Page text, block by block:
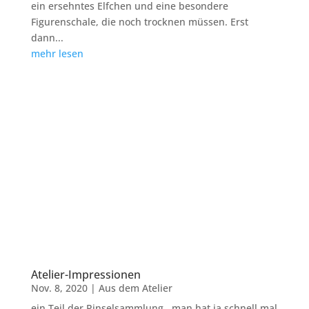
ein ersehntes Elfchen und eine besondere
Figurenschale, die noch trocknen müssen. Erst
dann...
mehr lesen
Atelier-Impressionen
Nov. 8, 2020| Aus dem Atelier